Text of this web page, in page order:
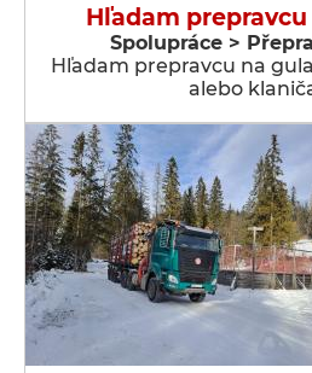
Hľadam
Spolupráce >
Hľadam prepravcu na
alebo